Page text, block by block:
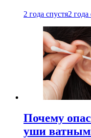
2 года спустя2 года
Почему
уши